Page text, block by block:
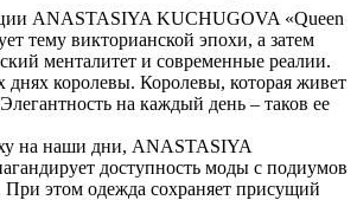
ANASTASIYA KUCHUGOVA «Queen
тему викторианской эпохи, а затем
менталитет и современные реалии.
днях королевы. Королевы, которая живет
на каждый день – таков ее
на наши дни, ANASTASIYA
доступность моды с подиумов
При этом одежда сохраняет присущий